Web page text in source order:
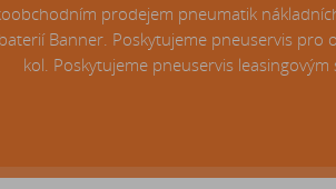
prodejem pneumatik
Banner. Poskytujeme pneuservis
kol. Poskytujeme pneuservis